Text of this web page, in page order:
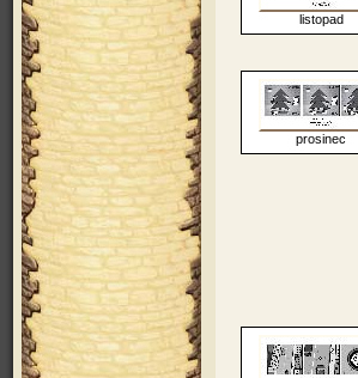
listopad
prosinec